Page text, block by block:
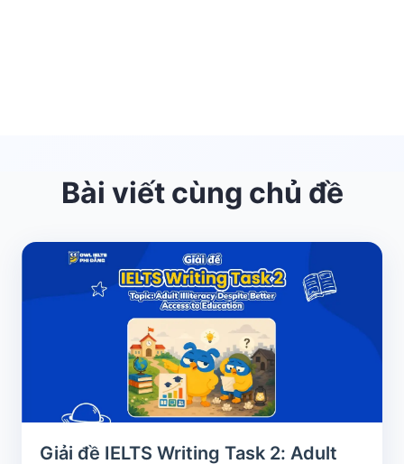
Bài viết cùng chủ đề
Giải đề IELTS Writing Task 2: Adult